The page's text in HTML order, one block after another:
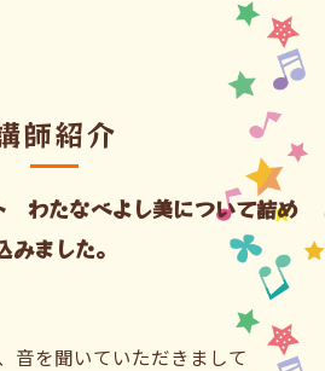
師紹介
わたなべよし美について詰め
みました。
音を聞いていただきまして